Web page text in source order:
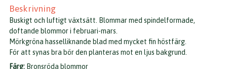
Beskrivning
Buskigt och luftigt växtsätt. Blommar med spindelformade,
doftande blommor i februari-mars.
Mörkgröna hasselliknande blad med mycket fin höstfärg.
För att synas bra bör den planteras mot en ljus bakgrund.
Färg: Bronsröda blommor